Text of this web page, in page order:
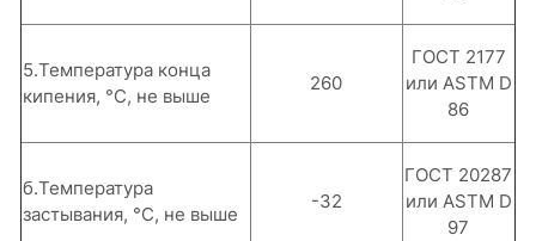
5.Температура конца
кипения, °С, не выше
260
ГОСТ 2177
или ASTM D
86
б.Температура
застывания, °С, не выше
-32
ГОСТ 20287
или ASTM D
97